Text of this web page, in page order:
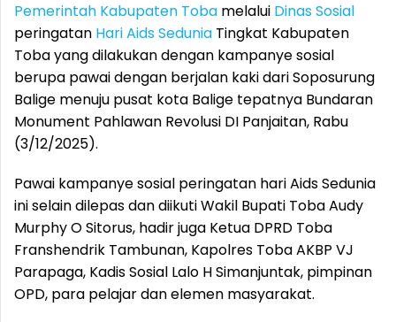
Pemerintah Kabupaten Toba melalui Dinas Sosial
peringatan Hari Aids Sedunia Tingkat Kabupaten
Toba yang dilakukan dengan kampanye sosial
berupa pawai dengan berjalan kaki dari Soposurung
Balige menuju pusat kota Balige tepatnya Bundaran
Monument Pahlawan Revolusi DI Panjaitan, Rabu
(3/12/2025).
Pawai kampanye sosial peringatan hari Aids Sedunia
ini selain dilepas dan diikuti Wakil Bupati Toba Audy
Murphy O Sitorus, hadir juga Ketua DPRD Toba
Franshendrik Tambunan, Kapolres Toba AKBP VJ
Parapaga, Kadis Sosial Lalo H Simanjuntak, pimpinan
OPD, para pelajar dan elemen masyarakat.